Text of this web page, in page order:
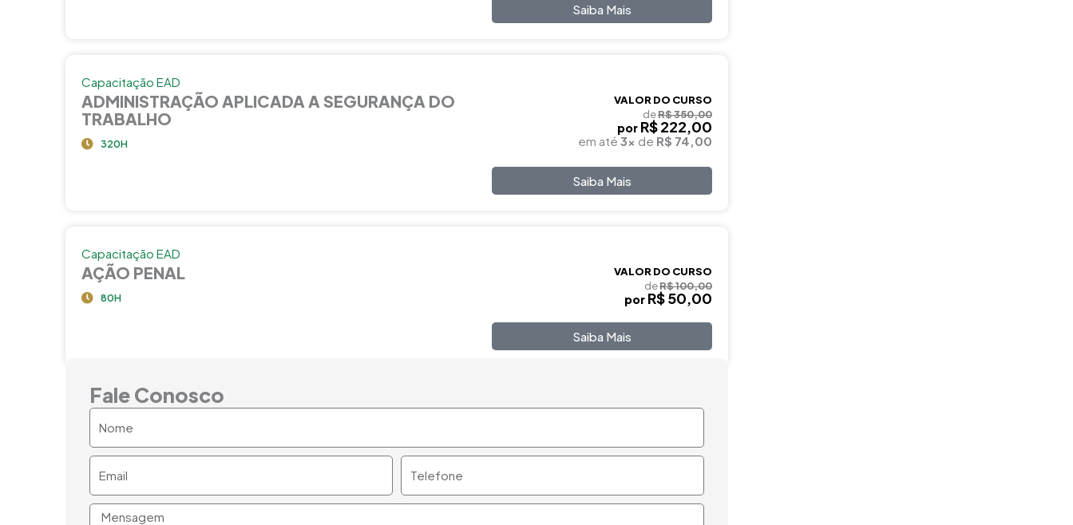
Saiba Mais
Capacitação EAD
ADMINISTRAÇÃO APLICADA A SEGURANÇA DO
TRABALHO
320H
VALOR DO CURSO
deR$ 350,00
por R$ 222,00
em até 3x de R$ 74,00
Saiba Mais
Capacitação EAD
AÇÃO PENAL
80H
VALOR DO CURSO
deR$ 100,00
por R$ 50,00
Saiba Mais
Fale Conosco
Mensagem